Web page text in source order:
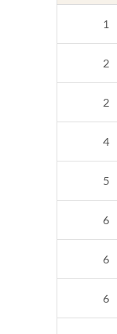
1
2
2
4
5
6
6
6